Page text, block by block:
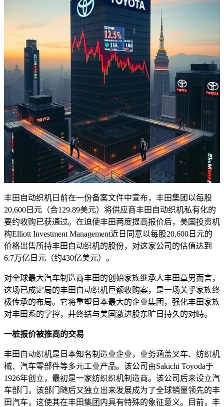
丰田自动织机日前在一份备案文件中宣布，丰田集团以每股
20,600日元（合129.89美元）将供应商丰田自动织机私有化的
要约收购已获通过。在迫使丰田两度提高报价后，美国投资机
构Elliott Investment Management近日同意以每股20,600日元的
价格出售所持丰田自动织机的股份，对这家公司的估值达到
6.7万亿日元（约430亿美元）。
对全球最大汽车制造商丰田的创始家族继承人丰田章男而言，
这场已成定局的丰田自动织机巨额收购案，是一场关乎家族终
极传承的布局。它将重塑日本最大的企业集团，强化丰田家族
对丰田系的掌控，并终结与美国激进股东旷日持久的对峙。
一桩报价被推高的交易
丰田自动织机是日本知名制造业企业，业务涵盖叉车、纺织机
械、汽车零部件等多元工业产品。该公司由Sakichi Toyoda于
1926年创立，最初是一家纺织织机制造商。该公司后来设立汽
车部门，该部门随后又独立出来发展成为了全球销量领先的丰
田汽车，这使其在丰田集团内具有特殊的象征意义。目前，丰